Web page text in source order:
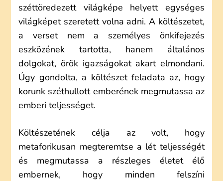
széttöredezett világképe helyett egységes
világképet szeretett volna adni. A költészetet,
a verset nem a személyes önkifejezés
eszközének tartotta, hanem általános
dolgokat, örök igazságokat akart elmondani.
Úgy gondolta, a költészet feladata az, hogy
korunk széthullott emberének megmutassa az
emberi teljességet.
Költészetének célja az volt, hogy
metaforikusan megteremtse a lét teljességét
és megmutassa a részleges életet élő
embernek, hogy minden felszíni